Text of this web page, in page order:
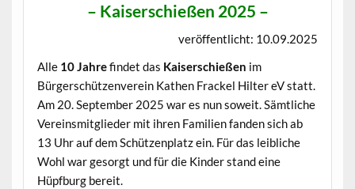
– Kaiserschießen 2025 –
veröffentlicht: 10.09.2025
Alle 10 Jahrefindet das Kaiserschießen im
Bürgerschützenverein Kathen Frackel Hilter eV statt.
Am 20. September 2025 war es nun soweit. Sämtliche
Vereinsmitglieder mit ihren Familien fanden sich ab
13 Uhr auf dem Schützenplatz ein. Für das leibliche
Wohl war gesorgt und für die Kinder stand eine
Hüpfburg bereit.